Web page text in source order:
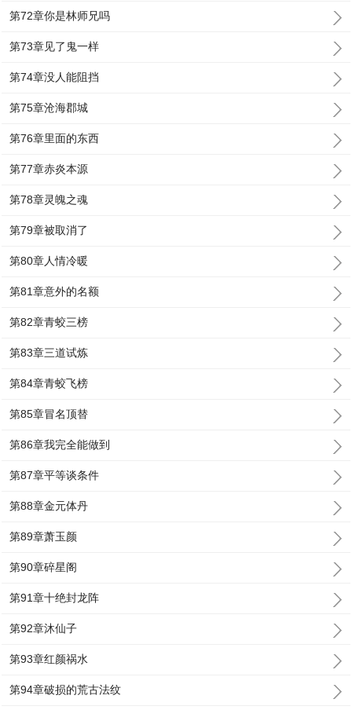
第72章你是林师兄吗
第73章见了鬼一样
第74章没人能阻挡
第75章沧海郡城
第76章里面的东西
第77章赤炎本源
第78章灵魄之魂
第79章被取消了
第80章人情冷暖
第81章意外的名额
第82章青蛟三榜
第83章三道试炼
第84章青蛟飞榜
第85章冒名顶替
第86章我完全能做到
第87章平等谈条件
第88章金元体丹
第89章萧玉颜
第90章碎星阁
第91章十绝封龙阵
第92章沐仙子
第93章红颜祸水
第94章破损的荒古法纹